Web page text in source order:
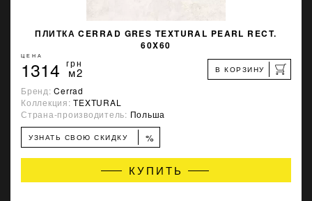
ПЛИТКА CERRAD GRES TEXTURAL PEARL RECT.
60X60
ЦЕНА
1314 грн
м2 В КОРЗИНУ
Бренд:Cerrad
Коллекция:TEXTURAL
Страна-производитель: Польша
УЗНАТЬ СВОЮ СКИДКУ %
КУПИТЬ